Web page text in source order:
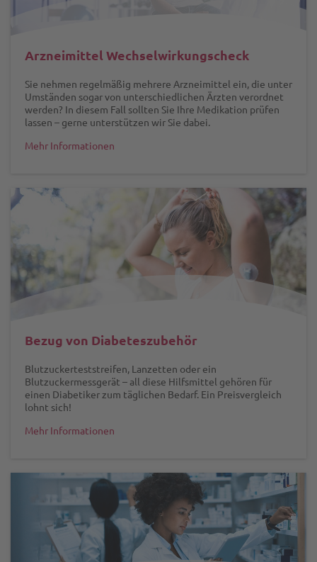
Arzneimittel Wechselwirkungscheck
Sie nehmen regelmäßig mehrere Arzneimittel ein, die unter
Umständen sogar von unterschiedlichen Ärzten verordnet
werden? In diesem Fall sollten Sie Ihre Medikation prüfen
lassen – gerne unterstützen wir Sie dabei.
Mehr Informationen
Bezug von Diabeteszubehör
Blutzuckerteststreifen, Lanzetten oder ein
Blutzuckermessgerät – all diese Hilfsmittel gehören für
einen Diabetiker zum täglichen Bedarf. Ein Preisvergleich
lohnt sich!
Mehr Informationen